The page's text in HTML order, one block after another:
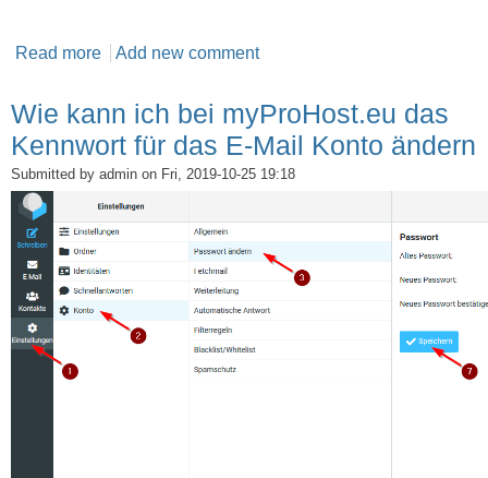
Read more about Wie ISPCONFIG3 DNSSEC Werte in
Add new comment
Wie kann ich bei myProHost.eu das
Kennwort für das E-Mail Konto ändern
Submitted by admin on Fri, 2019-10-25 19:18